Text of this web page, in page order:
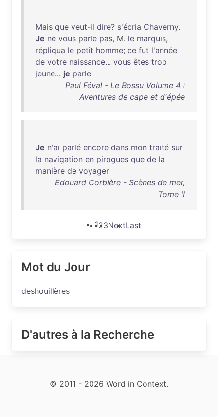
Mais que veut-il dire? s'écria Chaverny.
Je ne vous parle pas, M. le marquis,
répliqua le petit homme; ce fut l'année
de votre naissance... vous êtes trop
jeune... je parle
Paul Féval - Le Bossu Volume 4 :
Aventures de cape et d'épée
Je n'ai parlé encore dans mon traité sur
la navigation en pirogues que de la
manière de voyager
Edouard Corbière - Scènes de mer,
Tome II
123NextLast
Mot du Jour
deshouillères
D'autres à la Recherche
© 2011 - 2026 Word in Context.